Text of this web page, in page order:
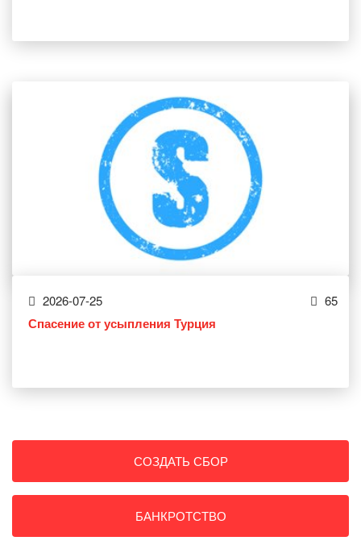
2026-07-25 65
Спасение от усыпления Турция
СОЗДАТЬ СБОР
БАНКРОТСТВО